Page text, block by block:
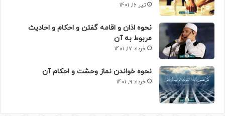
تیر 16, 1401
نحوه اذان و اقامه گفتن و احکام و احادیث
مربوط به آن
خرداد 17, 1401
نحوه خواندن نماز وحشت و احکام آن
خرداد 9, 1401